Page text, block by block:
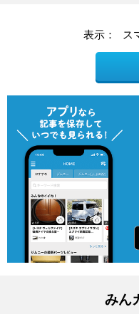
表示： ス
みん